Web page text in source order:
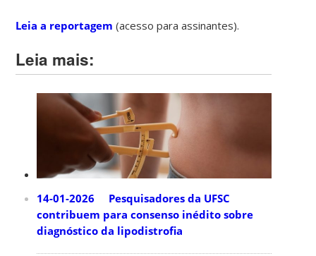
Leia a reportagem (acesso para assinantes).
Leia mais:
14-01-2026 Pesquisadores da UFSC
contribuem para consenso inédito sobre
diagnóstico da lipodistrofia